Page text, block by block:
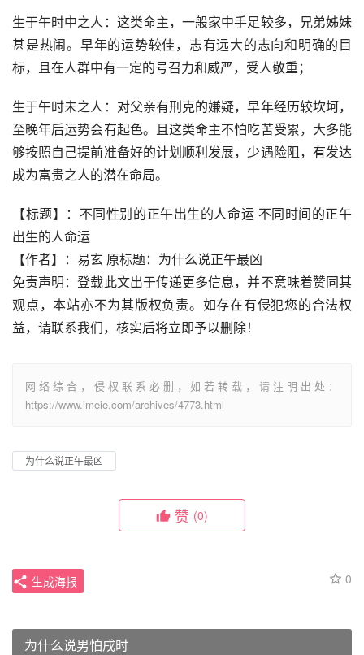
生于午时中之人：这类命主，一般家中手足较多，兄弟姊妹
甚是热闹。早年的运势较佳，志有远大的志向和明确的目
标，且在人群中有一定的号召力和威严，受人敬重；
生于午时未之人：对父亲有刑克的嫌疑，早年经历较坎坷，
至晚年后运势会有起色。且这类命主不怕吃苦受累，大多能
够按照自己提前准备好的计划顺利发展，少遇险阻，有发达
成为富贵之人的潜在命局。
【标题】：不同性别的正午出生的人命运 不同时间的正午
出生的人命运
【作者】：易玄 原标题：为什么说正午最凶
免责声明：登载此文出于传递更多信息，并不意味着赞同其
观点，本站亦不为其版权负责。如存在有侵犯您的合法权
益，请联系我们，核实后将立即予以删除！
网络综合，侵权联系必删，如若转载，请注明出处：
https://www.imeie.com/archives/4773.html
为什么说正午最凶
赞 (0)
0
生成海报
为什么说男怕戌时